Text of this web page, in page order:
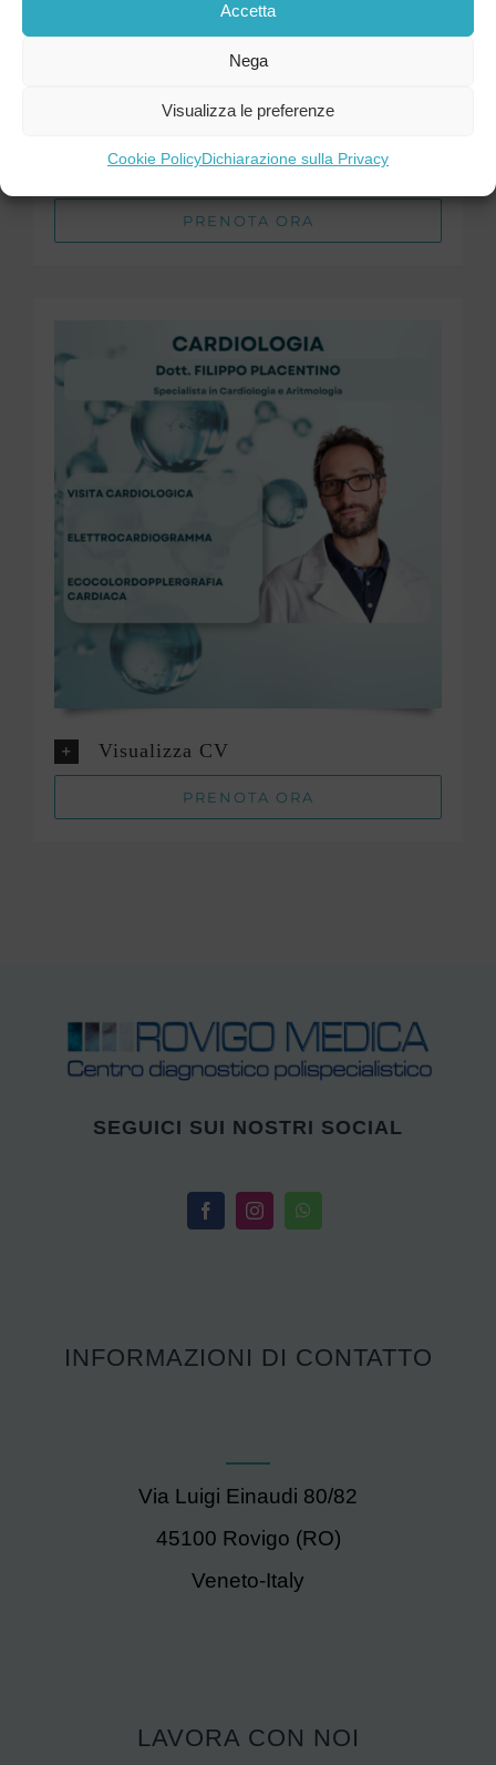
Accetta
Nega
Visualizza le preferenze
Cookie PolicyDichiarazione sulla Privacy
Visualizza CV
PRENOTA ORA
Visualizza CV
PRENOTA ORA
SEGUICI SUI NOSTRI SOCIAL
INFORMAZIONI DI CONTATTO
Via Luigi Einaudi 80/82
45100 Rovigo (RO)
Veneto-Italy
LAVORA CON NOI